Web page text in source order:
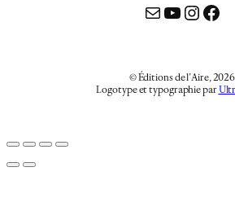
MailYouTube
© Éditions de l’Aire, 2026
Logotype et typographie par